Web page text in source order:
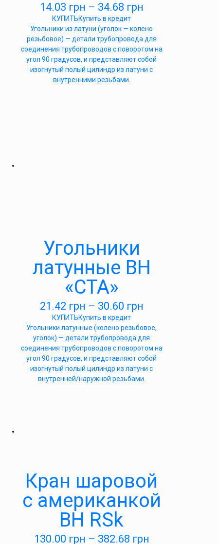
14.03 грн – 34.68 грн
КУПИТЬКупить в кредит
Угольники из латуни (уголок — колено
резьбовое) — детали трубопровода для
соединения трубопроводов с поворотом на
угол 90 градусов, и представляют собой
изогнутый полый цилиндр из латуни с
внутренними резьбами.
Угольники
латунные ВН
«СТА»
21.42 грн – 30.60 грн
КУПИТЬКупить в кредит
Угольники латунные (колено резьбовое,
уголок) — детали трубопровода для
соединения трубопроводов с поворотом на
угол 90 градусов, и представляют собой
изогнутый полый цилиндр из латуни с
внутренней/наружной резьбами.
Кран шаровой
с американкой
ВН RSk
130.00 грн – 382.68 грн